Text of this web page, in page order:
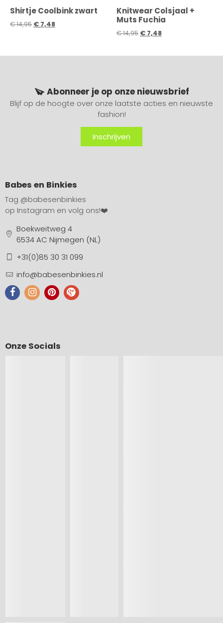
Shirtje Coolbink zwart
€14,95 € 7,48
Knitwear Colsjaal +
Muts Fuchia
€14,95 € 7,48
Abonneer je op onze nieuwsbrief
Blijf op de hoogte over onze laatste acties en nieuwste
fashion!
Inschrijven
Babes en Binkies
Tag @babesenbinkies
op Instagram en volg ons!❤️
Boekweitweg 4
6534 AC Nijmegen (NL)
+31(0)85 30 31 099
info@babesenbinkies.nl
Onze Socials